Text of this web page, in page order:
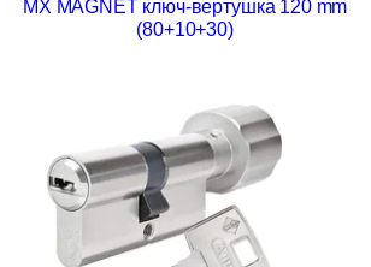
MX MAGNET ключ-вертушка 120 mm
(80+10+30)